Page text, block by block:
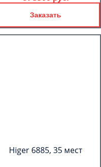
Заказать
Higer 6885, 35 мест